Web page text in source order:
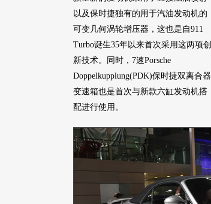
以及保时捷独有的用于汽油发动机的
可变几何涡轮增压器，这也是自911
Turbo诞生35年以来首次采用这两项创
新技术。同时，7速Porsche
Doppelkupplung(PDK)保时捷双离合器
变速箱也是首次与新款六缸发动机搭
配进行使用。